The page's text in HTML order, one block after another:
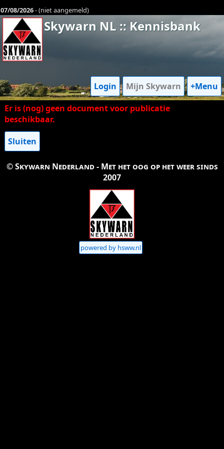
07/08/2026- (niet aangemeld)
Skywarn NL :: Kennisbank
Login Mijn Skywarn
+Menu
Er is (nog) geen document voor publicatie
beschikbaar.
Sluiten
© Skywarn Nederland - Met het oog op het weer sinds
2007
powered by hsww.nl